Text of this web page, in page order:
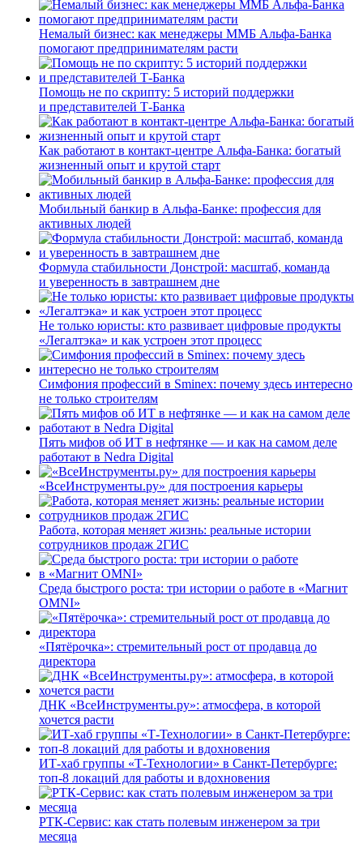
Немалый бизнес: как менеджеры ММБ Альфа-Банка
помогают предпринимателям расти
Помощь не по скрипту: 5 историй поддержки
и представителей Т-Банка
Как работают в контакт-центре Альфа-Банка: богатый
жизненный опыт и крутой старт
Мобильный банкир в Альфа-Банке: профессия для
активных людей
Формула стабильности Донстрой: масштаб, команда
и уверенность в завтрашнем дне
Не только юристы: кто развивает цифровые продукты
«Легалтэка» и как устроен этот процесс
Симфония профессий в Sminex: почему здесь интересно
не только строителям
Пять мифов об ИТ в нефтянке — и как на самом деле
работают в Nedra Digital
«ВсеИнструменты.ру» для построения карьеры
Работа, которая меняет жизнь: реальные истории
сотрудников продаж 2ГИС
Среда быстрого роста: три истории о работе в «Магнит
OMNI»
«Пятёрочка»: стремительный рост от продавца до
директора
ДНК «ВсеИнструменты.ру»: атмосфера, в которой
хочется расти
ИТ-хаб группы «Т-Технологии» в Санкт-Петербурге:
топ-8 локаций для работы и вдохновения
РТК-Сервис: как стать полевым инженером за три
месяца